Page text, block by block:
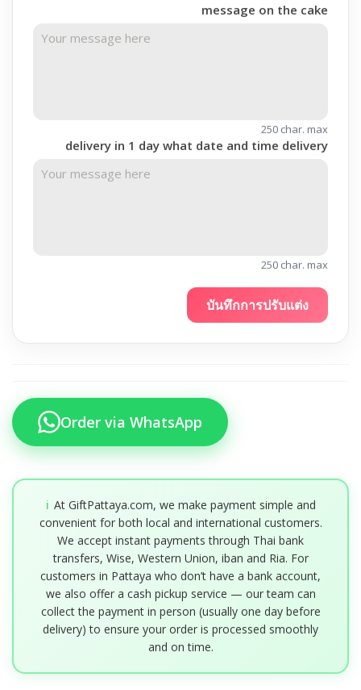
message on the cake
250 char. max
delivery in 1 day what date and time delivery
250 char. max
บันทึกการปรับแต่ง
Order via WhatsApp
ℹ️ At GiftPattaya.com, we make payment simple and
convenient for both local and international customers.
We accept instant payments through Thai bank
transfers, Wise, Western Union, iban and Ria. For
customers in Pattaya who don’t have a bank account,
we also offer a cash pickup service — our team can
collect the payment in person (usually one day before
delivery) to ensure your order is processed smoothly
and on time.